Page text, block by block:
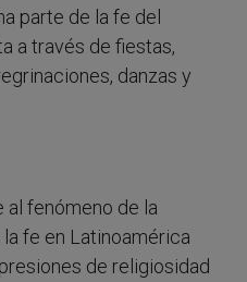
parte de la fe del
a través de fiestas,
danzas y
al fenómeno de la
fe en Latinoamérica
de religiosidad